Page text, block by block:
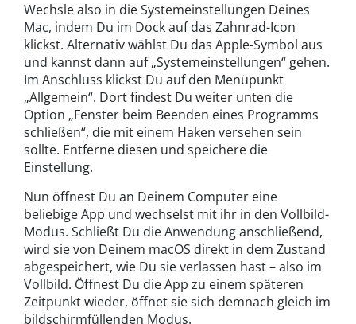
Wechsle also in die Systemeinstellungen Deines
Mac, indem Du im Dock auf das Zahnrad-Icon
klickst. Alternativ wählst Du das Apple-Symbol aus
und kannst dann auf „Systemeinstellungen“ gehen.
Im Anschluss klickst Du auf den Menüpunkt
„Allgemein“. Dort findest Du weiter unten die
Option „Fenster beim Beenden eines Programms
schließen“, die mit einem Haken versehen sein
sollte. Entferne diesen und speichere die
Einstellung.
Nun öffnest Du an Deinem Computer eine
beliebige App und wechselst mit ihr in den Vollbild-
Modus. Schließt Du die Anwendung anschließend,
wird sie von Deinem macOS direkt in dem Zustand
abgespeichert, wie Du sie verlassen hast – also im
Vollbild. Öffnest Du die App zu einem späteren
Zeitpunkt wieder, öffnet sie sich demnach gleich im
bildschirmfüllenden Modus.